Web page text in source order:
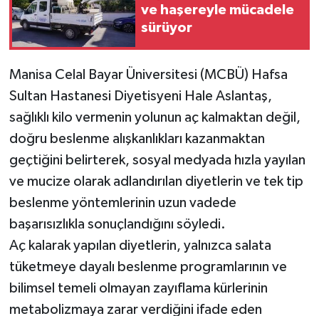
ve haşereyle mücadele
sürüyor
Manisa Celal Bayar Üniversitesi (MCBÜ) Hafsa
Sultan Hastanesi Diyetisyeni Hale Aslantaş,
sağlıklı kilo vermenin yolunun aç kalmaktan değil,
doğru beslenme alışkanlıkları kazanmaktan
geçtiğini belirterek, sosyal medyada hızla yayılan
ve mucize olarak adlandırılan diyetlerin ve tek tip
beslenme yöntemlerinin uzun vadede
başarısızlıkla sonuçlandığını söyledi.
Aç kalarak yapılan diyetlerin, yalnızca salata
tüketmeye dayalı beslenme programlarının ve
bilimsel temeli olmayan zayıflama kürlerinin
metabolizmaya zarar verdiğini ifade eden